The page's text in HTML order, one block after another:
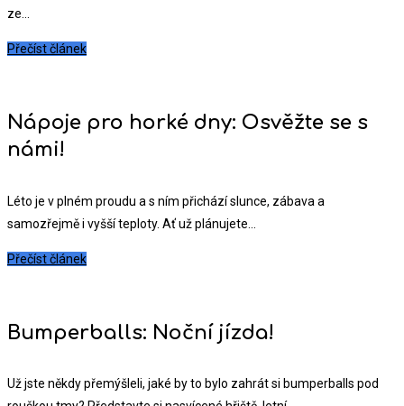
ze...
Přečíst článek
Nápoje pro horké dny: Osvěžte se s
námi!
Léto je v plném proudu a s ním přichází slunce, zábava a
samozřejmě i vyšší teploty. Ať už plánujete...
Přečíst článek
Bumperballs: Noční jízda!
Už jste někdy přemýšleli, jaké by to bylo zahrát si bumperballs pod